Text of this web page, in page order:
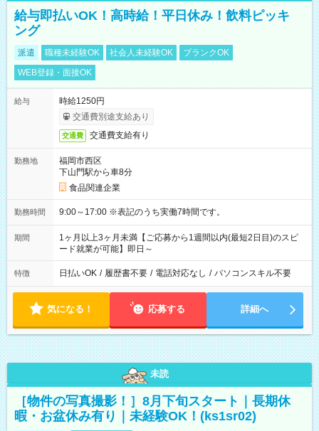
給与即払いOK！高時給！平日休み！飲料ピッキ
ング
派遣 職種未経験OK 社会人未経験OK
ブランクOK
WEB登録・面接OK
給与
時給1250円
交通費別途支給あり
交通費 交通費支給有り
勤務地
福岡市西区
下山門駅から車8分
食品関連企業
勤務時間 9:00～17:00 ※表記のうち実働7時間です。
期間
1ヶ月以上3ヶ月未満【ご応募から1週間以内(最短2日目)のスピ
ード就業が可能】即日～
特徴 日払いOK / 履歴書不要 / 電話対応なし / パソコンスキル不要
気になる！ 応募する 詳細へ
未読
［物件の写真撮影！］8月下旬スタート｜長期休
暇・お盆休み有り｜未経験OK！(ks1sr02)